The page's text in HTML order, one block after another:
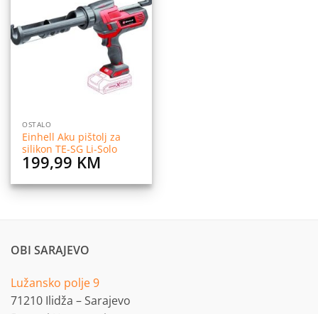
Dodaj
na
listu
želja
OSTALO
Einhell Aku pištolj za
silikon TE-SG Li-Solo
199,99 KM
OBI SARAJEVO
Lužansko polje 9
71210 Ilidža – Sarajevo